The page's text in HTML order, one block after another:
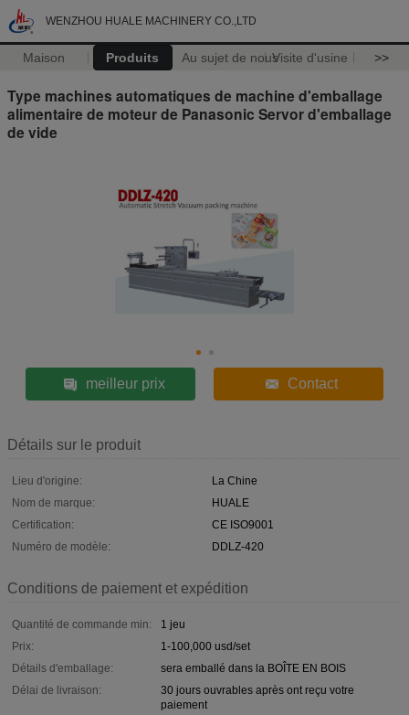
WENZHOU HUALE MACHINERY CO.,LTD
Maison Produits Au sujet de nousVisite d'usine >>
Type machines automatiques de machine d'emballage
alimentaire de moteur de Panasonic Servor d'emballage
de vide
meilleur prix Contact
Détails sur le produit
Lieu d'origine:
La Chine
Nom de marque:
HUALE
Certification:
CE ISO9001
Numéro de modèle:
DDLZ-420
Conditions de paiement et expédition
Quantité de commande min:
1 jeu
Prix:
1-100,000 usd/set
Détails d'emballage:
sera emballé dans la BOÎTE EN BOIS
Délai de livraison:
30 jours ouvrables après ont reçu votre
paiement